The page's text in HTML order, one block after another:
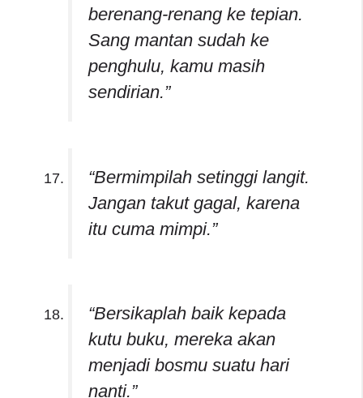
berenang-renang ke tepian.
Sang mantan sudah ke
penghulu, kamu masih
sendirian.”
“Bermimpilah setinggi langit.
Jangan takut gagal, karena
itu cuma mimpi.”
“Bersikaplah baik kepada
kutu buku, mereka akan
menjadi bosmu suatu hari
nanti.”